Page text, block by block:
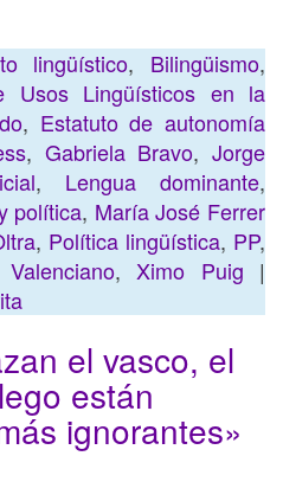
lingüístico, Bilingüismo,
Usos Lingüísticos en la
, Estatuto de autonomía
, Gabriela Bravo,Jorge
, Lengua dominante,
política, María José Ferrer
, Política lingüística, PP,
Valenciano, Ximo Puig |
el vasco, el
están
ignorantes»